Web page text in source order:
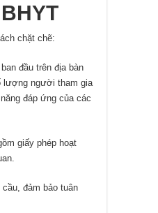
chặt chẽ:
đầu trên địa bàn
lượng người tham gia
đáp ứng của các
giấy phép hoạt
đảm bảo tuân